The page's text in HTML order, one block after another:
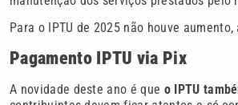
Para o IPTU de 2025 não houve
Pagamento IPTU via Pix
A novidade deste ano é que o IPTU